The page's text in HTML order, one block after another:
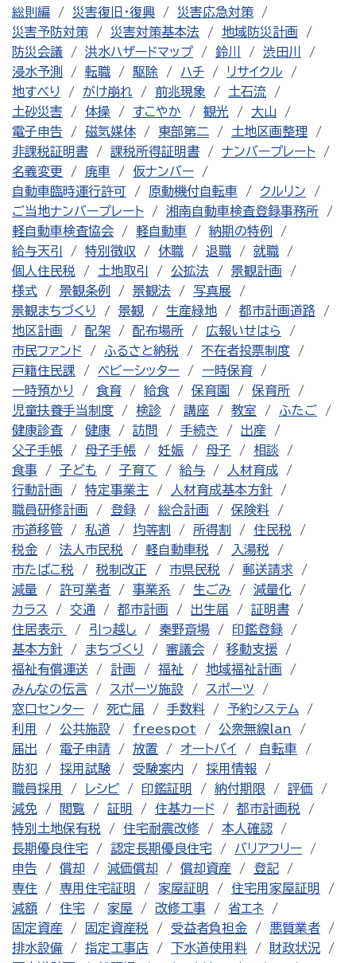
総則編
災害復旧・復興
災害応急対策
災害予防対策
災害対策基本法
地域防災計画
防災会議
洪水ハザードマップ 鈴川
渋田川
浸水予測
転職 駆除 ハチ
リサイクル
地すべり
がけ崩れ 前兆現象
土石流
土砂災害
体操 すこやか 観光
大山
電子申告
磁気媒体 東部第二
土地区画整理
非課税証明書
課税所得証明書
ナンバープレート
名義変更
廃車
仮ナンバー
自動車臨時運行許可
原動機付自転車
クルリン
ご当地ナンバープレート
湘南自動車検査登録事務所
軽自動車検査協会
軽自動車
納期の特例
給与天引
特別徴収 休職 退職
就職
個人住民税
土地取引 公拡法
景観計画
様式
景観条例 景観法
写真展
景観まちづくり
景観 生産緑地
都市計画道路
地区計画
配架 配布場所
広報いせはら
市民ファンド
ふるさと納税
不在者投票制度
戸籍住民課
ベビーシッター
一時保育
一時預かり
食育 給食 保育園
保育所
児童扶養手当制度
検診 講座 教室
ふたご
健康診査
健康 訪問 手続き
出産
父子手帳
母子手帳 妊娠 母子
相談
食事
子ども 子育て 給与
人材育成
行動計画
特定事業主
人材育成基本方針
職員研修計画
登録 総合計画
保険料
市道移管
私道 均等割 所得割
住民税
税金
法人市民税 軽自動車税
入湯税
市たばこ税
税制改正 市県民税
郵送請求
減量
許可業者 事業系 生ごみ
減量化
カラス
交通 都市計画 出生届
証明書
住居表示
引っ越し 秦野斎場
印鑑登録
基本方針
まちづくり 審議会
移動支援
福祉有償運送
計画 福祉
地域福祉計画
みんなの伝言
スポーツ施設
スポーツ
窓口センター
死亡届 手数料
予約システム
利用
公共施設 freespot
公衆無線lan
届出
電子申請 放置 オートバイ
自転車
防犯
採用試験 受験案内
採用情報
職員採用
レシピ 印鑑証明 納付期限
評価
減免
閲覧 証明 住基カード
都市計画税
特別土地保有税
住宅耐震改修
本人確認
長期優良住宅
認定長期優良住宅
バリアフリー
申告
償却 減価償却 償却資産
登記
専住
専用住宅証明 家屋証明
住宅用家屋証明
減額
住宅 家屋 改修工事
省エネ
固定資産
固定資産税 受益者負担金
悪質業者
排水設備
指定工事店 下水道使用料
財政状況